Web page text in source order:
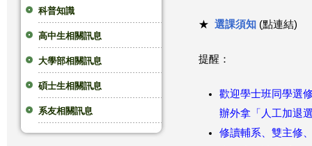
科普知識
高中生相關訊息
大學部相關訊息
碩士生相關訊息
系友相關訊息
★ 選課須知 (點連結)
提醒：
歡迎學士班同學選
辦外拿「人工加退
修讀輔系、雙主修